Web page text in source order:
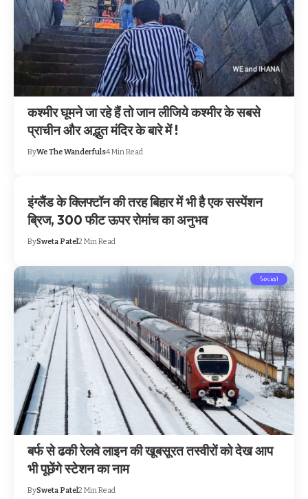
कश्मीर घूमने जा रहे हैं तो जान लीजिये कश्मीर के सबसे
प्राचीन और अद्भुत मंदिर के बारे में !
ByWe The Wanderfuls4 Min Read
इंग्लैंड के क्लिफ्टॉन की तरह बिहार में भी है एक सस्पेंशन
ब्रिज, 300 फीट ऊपर रोमांच का अनुभव
BySweta Patel2 Min Read
Social
बर्फ से ढकी रेलवे लाइन की खूबसूरत तस्वीरों को देख आप
भी पूछेंगे स्टेशन का नाम
BySweta Patel2 Min Read